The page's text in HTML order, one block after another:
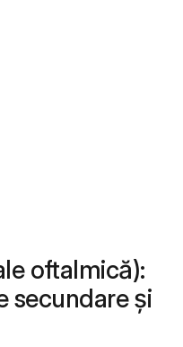
oftalmică):
secundare și